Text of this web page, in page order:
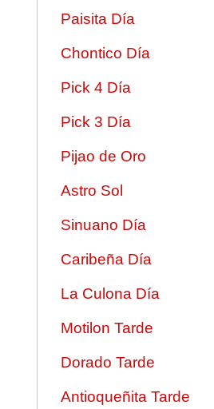
Paisita Día
Chontico Día
Pick 4 Día
Pick 3 Día
Pijao de Oro
Astro Sol
Sinuano Día
Caribeña Día
La Culona Día
Motilon Tarde
Dorado Tarde
Antioqueñita Tarde